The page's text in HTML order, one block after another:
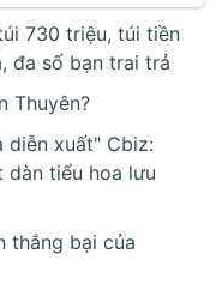
730 triệu, túi tiền
đa số bạn trai trả
Thuyên?
diễn xuất" Cbiz:
dàn tiểu hoa lưu
thắng bại của